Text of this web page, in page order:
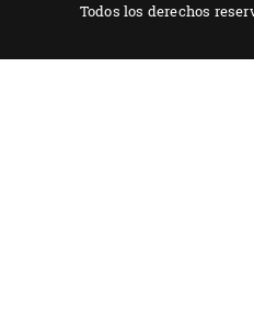
Todos los derechos